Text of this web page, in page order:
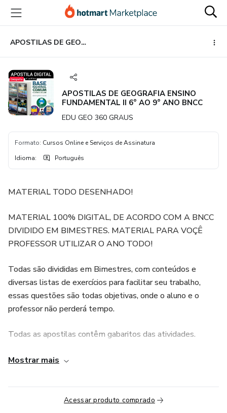
para
conteúdo
principal
para
pagamento
para
rodapé
APOSTILAS DE GEOGRAFIA ENSINO FUNDAMENTAL II 6° AO 9° ANO BNCC
APOSTILAS DE GEOGRAFIA ENSINO
FUNDAMENTAL II 6° AO 9° ANO BNCC
EDU GEO 360 GRAUS
Formato: Cursos Online e Serviços de Assinatura
Idioma: Português
MATERIAL TODO DESENHADO!
MATERIAL 100% DIGITAL, DE ACORDO COM A BNCC
DIVIDIDO EM BIMESTRES. MATERIAL PARA VOÇÊ
PROFESSOR UTILIZAR O ANO TODO!
Todas são divididas em Bimestres, com conteúdos e
diversas listas de exercícios para facilitar seu trabalho,
essas questões são todas objetivas, onde o aluno e o
professor não perderá tempo.
Todas as apostilas contêm gabaritos das atividades.
Você receberá 4 apostilas:
6° Ano
Mostrar mais
Acessar produto comprado